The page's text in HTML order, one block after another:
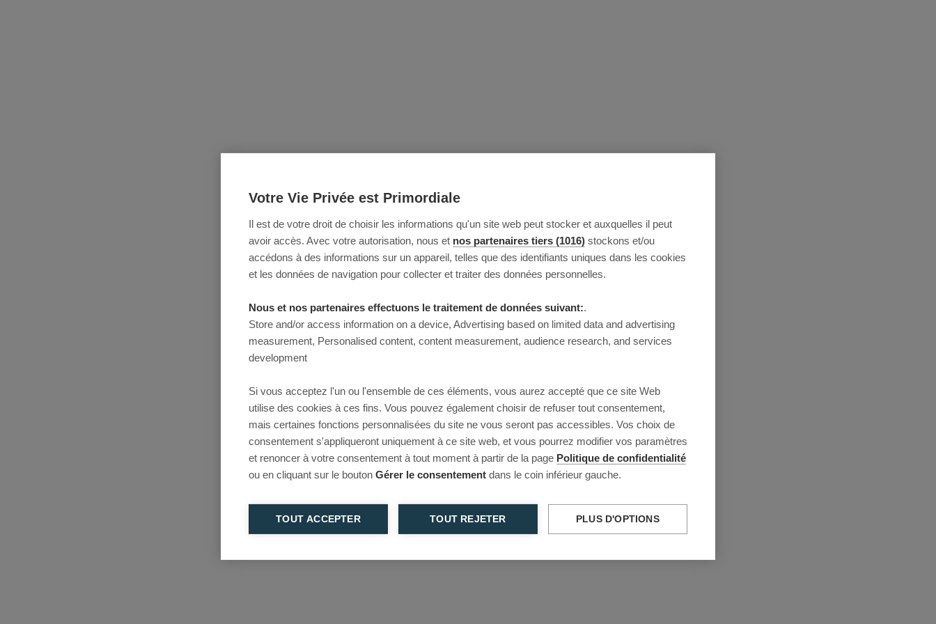
Votre Vie Privée est Primordiale
Il est de votre droit de choisir les informations qu'un site web peut stocker et auxquelles il peut
avoir accès. Avec votre autorisation, nous et nos partenaires tiers (1016) stockons et/ou
accédons à des informations sur un appareil, telles que des identifiants uniques dans les cookies
et les données de navigation pour collecter et traiter des données personnelles.
Nous et nos partenaires effectuons le traitement de données suivant:.
Store and/or access information on a device, Advertising based on limited data and advertising
measurement, Personalised content, content measurement, audience research, and services
development
Si vous acceptez l'un ou l'ensemble de ces éléments, vous aurez accepté que ce site Web
utilise des cookies à ces fins. Vous pouvez également choisir de refuser tout consentement,
mais certaines fonctions personnalisées du site ne vous seront pas accessibles. Vos choix de
consentement s'appliqueront uniquement à ce site web, et vous pourrez modifier vos paramètres
et renoncer à votre consentement à tout moment à partir de la page Politique de confidentialité
ou en cliquant sur le bouton Gérer le consentement dans le coin inférieur gauche.
TOUT ACCEPTER TOUT REJETER PLUS D'OPTIONS
This page couldn’t load
Reload Back